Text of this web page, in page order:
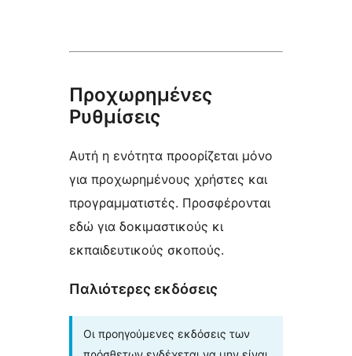
Προχωρημένες
Ρυθμίσεις
Αυτή η ενότητα προορίζεται μόνο
για προχωρημένους χρήστες και
προγραμματιστές. Προσφέρονται
εδώ για δοκιμαστικούς κι
εκπαιδευτικούς σκοπούς.
Παλιότερες εκδόσεις
Οι προηγούμενες εκδόσεις των